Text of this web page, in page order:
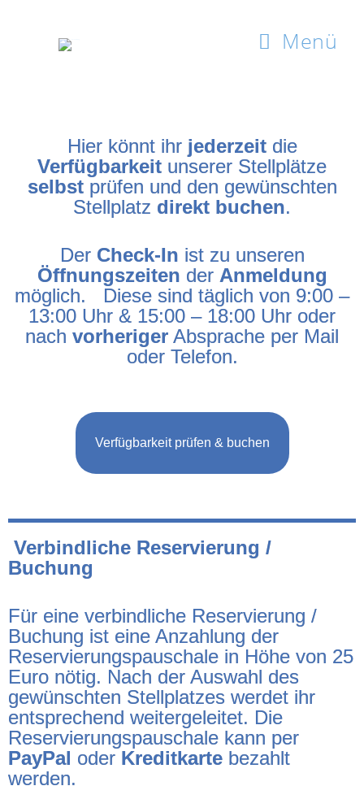
Menü
Hier könnt ihr jederzeitdie
Verfügbarkeit unserer Stellplätze
selbstprüfen und den gewünschten
Stellplatz direkt buchen.
Der Check-In ist zu unseren
Öffnungszeiten der Anmeldung
möglich. Diese sind täglich von 9:00 –
13:00 Uhr & 15:00 – 18:00 Uhr oder
nach vorheriger Absprache per Mail
oder Telefon.
Verfügbarkeit prüfen & buchen
Verbindliche Reservierung /
Buchung
Für eine verbindliche Reservierung /
Buchung ist eine Anzahlung der
Reservierungspauschale in Höhe von 25
Euro nötig. Nach der Auswahl des
gewünschten Stellplatzes werdet ihr
entsprechend weitergeleitet. Die
Reservierungspauschale kann per
PayPal oder Kreditkarte bezahlt
werden.